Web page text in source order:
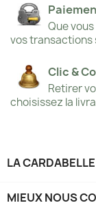
Que
vos transactions
Clic &
Retirer
choisissez la
LA CARDABELLE
MIEUX NOUS